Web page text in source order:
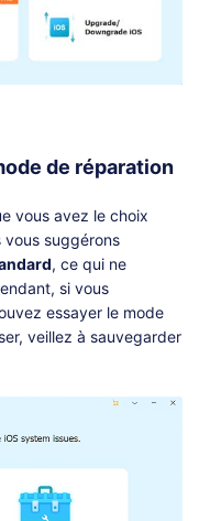
de réparation
vous avez le choix
suggérons
, ce qui ne
si vous
essayer le mode
veillez à sauvegarder